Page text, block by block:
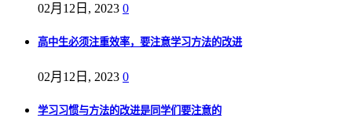
02月12日, 2023 0
高中生必须注重效率，要注意学习方法的改进
02月12日, 2023 0
学习习惯与方法的改进是同学们要注意的